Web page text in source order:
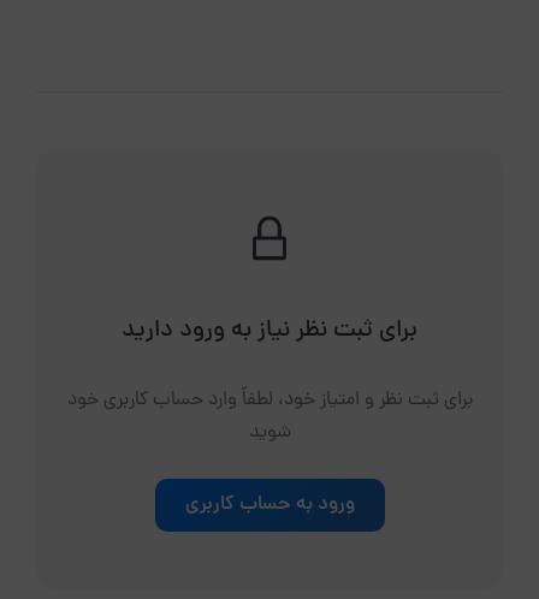
برای ثبت نظر نیاز به ورود دارید
برای ثبت نظر و امتیاز خود، لطفاً وارد حساب کاربری خود
شوید
ورود به حساب کاربری